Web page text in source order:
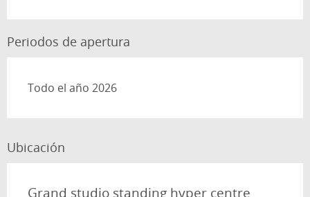
Periodos de apertura
Todo el año 2026
Ubicación
Grand studio standing hyper centre